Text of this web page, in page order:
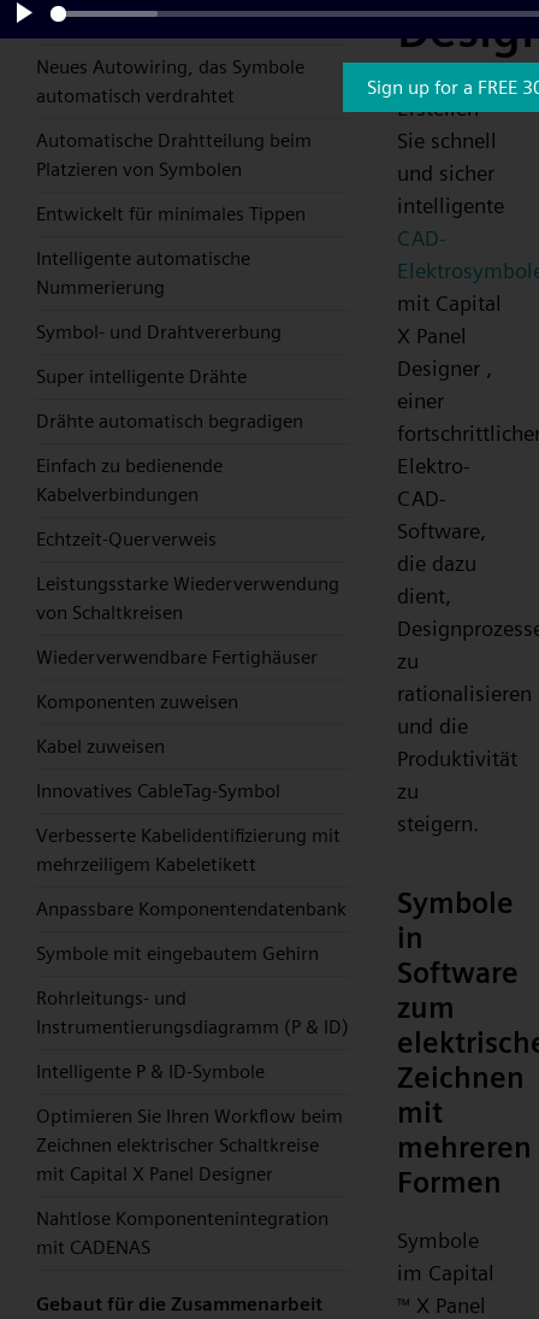
nur einfaches Ziehen und Ablegen
Neues Autowiring, das Symbole
automatisch verdrahtet
Automatische Drahtteilung beim
Platzieren von Symbolen
Entwickelt für minimales Tippen
Intelligente automatische
Nummerierung
Symbol- und Drahtvererbung
Super intelligente Drähte
Drähte automatisch begradigen
Einfach zu bedienende
Kabelverbindungen
Echtzeit-Querverweis
Leistungsstarke Wiederverwendung
von Schaltkreisen
Wiederverwendbare Fertighäuser
Komponenten zuweisen
Kabel zuweisen
Innovatives CableTag-Symbol
Verbesserte Kabelidentifizierung mit
mehrzeiligem Kabeletikett
Anpassbare Komponentendatenbank
Symbole mit eingebautem Gehirn
Rohrleitungs- und
Instrumentierungsdiagramm (P & ID)
Intelligente P & ID-Symbole
Optimieren Sie Ihren Workflow beim
Zeichnen elektrischer Schaltkreise
mit Capital X Panel Designer
Nahtlose Komponentenintegration
mit CADENAS
Gebaut für die Zusammenarbeit
Erstellen
Sie schnell
und sicher
intelligente
CAD-
mit Capital
X Panel
Designer ,
einer
Elektro-
CAD-
Software,
die dazu
dient,
zu
rationalisieren
und die
Produktivität
zu
steigern.
Symbole
in
Software
zum
Zeichnen
mit
mehreren
Formen
Symbole
im Capital
™ X Panel
Play
Sign up for a FREE